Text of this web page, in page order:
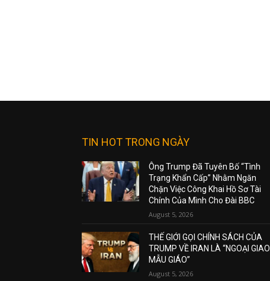
TIN HOT TRONG NGÀY
Ông Trump Đã Tuyên Bố “Tình
Trạng Khẩn Cấp” Nhằm Ngăn
Chặn Việc Công Khai Hồ Sơ Tài
Chính Của Mình Cho Đài BBC
August 5, 2026
THẾ GIỚI GỌI CHÍNH SÁCH CỦA
TRUMP VỀ IRAN LÀ “NGOẠI GIAO
MẪU GIÁO”
August 5, 2026